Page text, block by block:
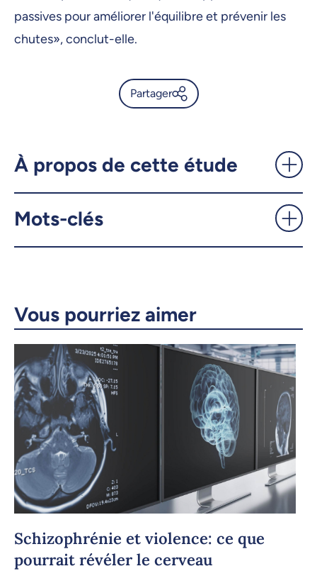
passives pour améliorer l'équilibre et prévenir les
chutes», conclut-elle.
Partager
UdeMnouvelles
Facebook
À propos de cette étude
Mots-clés
Vous pourriez aimer
Schizophrénie et violence: ce que
pourrait révéler le cerveau